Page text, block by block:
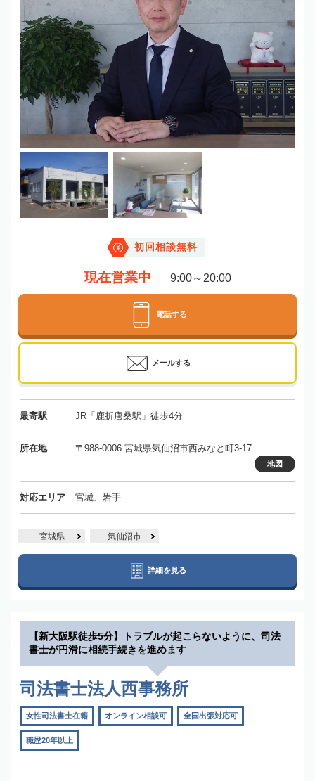
初回相談無料
現在営業中 9:00～20:00
電話する
メールする
最寄駅 JR「鹿折唐桑駅」徒歩4分
所在地 〒988-0006 宮城県気仙沼市西みなと町3-17
地図
対応エリア 宮城、岩手
宮城県 気仙沼市
詳細を見る
【新大阪駅徒歩5分】トラブルが起こらないように、司法
書士が円滑に相続手続きを進めます
司法書士法人西事務所
女性司法書士在籍 オンライン相談可 全国出張対応可
職歴20年以上